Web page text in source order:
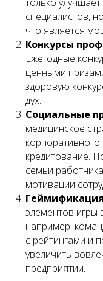
специалистов,
что является
Конкурсы
Ежегодные
ценными
здоровую
дух.
Социальные
медицинское
корпоративного
кредитование.
семьи
мотивации
элементов игры
например,
с рейтингами и
увеличить
предприятии.